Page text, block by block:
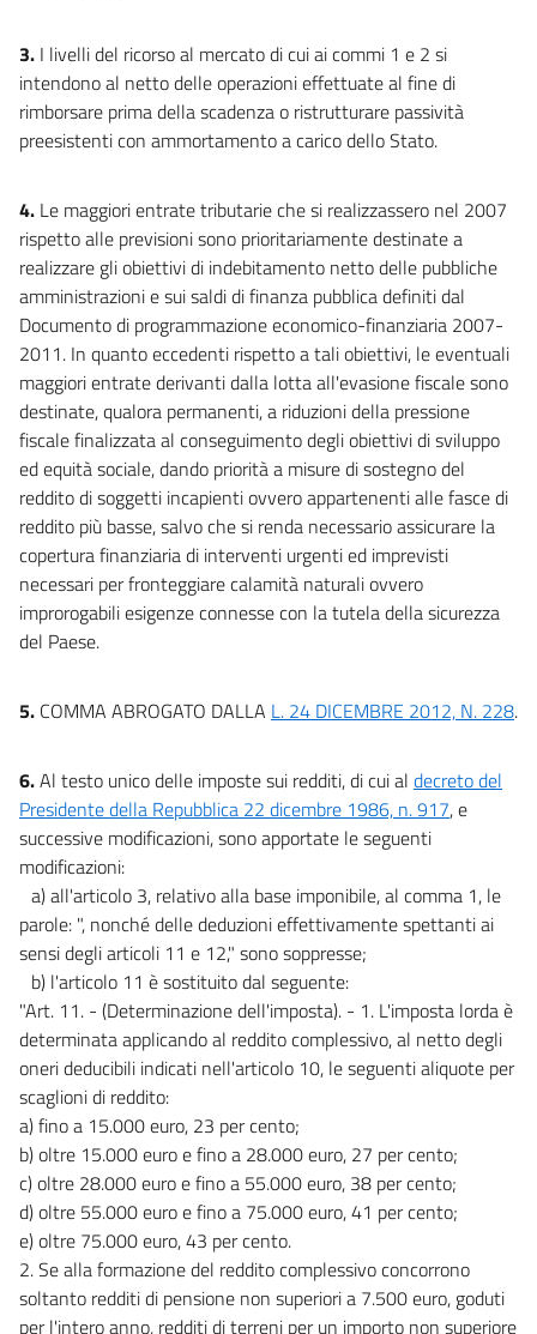
3. I livelli del ricorso al mercato di cui ai commi 1 e 2 si
intendono al netto delle operazioni effettuate al fine di
rimborsare prima della scadenza o ristrutturare passività
preesistenti con ammortamento a carico dello Stato.
4. Le maggiori entrate tributarie che si realizzassero nel 2007
rispetto alle previsioni sono prioritariamente destinate a
realizzare gli obiettivi di indebitamento netto delle pubbliche
amministrazioni e sui saldi di finanza pubblica definiti dal
Documento di programmazione economico-finanziaria 2007-
2011. In quanto eccedenti rispetto a tali obiettivi, le eventuali
maggiori entrate derivanti dalla lotta all'evasione fiscale sono
destinate, qualora permanenti, a riduzioni della pressione
fiscale finalizzata al conseguimento degli obiettivi di sviluppo
ed equità sociale, dando priorità a misure di sostegno del
reddito di soggetti incapienti ovvero appartenenti alle fasce di
reddito più basse, salvo che si renda necessario assicurare la
copertura finanziaria di interventi urgenti ed imprevisti
necessari per fronteggiare calamità naturali ovvero
improrogabili esigenze connesse con la tutela della sicurezza
del Paese.
5. COMMA ABROGATO DALLA L. 24 DICEMBRE 2012, N. 228.
6.Al testo unico delle imposte sui redditi, di cui al decreto del
Presidente della Repubblica 22 dicembre 1986, n. 917, e
successive modificazioni, sono apportate le seguenti
modificazioni:
a) all'articolo 3, relativo alla base imponibile, al comma 1, le
parole: ", nonché delle deduzioni effettivamente spettanti ai
sensi degli articoli 11 e 12," sono soppresse;
b) l'articolo 11 è sostituito dal seguente:
"Art. 11. - (Determinazione dell'imposta). - 1. L'imposta lorda è
determinata applicando al reddito complessivo, al netto degli
oneri deducibili indicati nell'articolo 10, le seguenti aliquote per
scaglioni di reddito:
a) fino a 15.000 euro, 23 per cento;
b) oltre 15.000 euro e fino a 28.000 euro, 27 per cento;
c) oltre 28.000 euro e fino a 55.000 euro, 38 per cento;
d) oltre 55.000 euro e fino a 75.000 euro, 41 per cento;
e) oltre 75.000 euro, 43 per cento.
2. Se alla formazione del reddito complessivo concorrono
soltanto redditi di pensione non superiori a 7.500 euro, goduti
per l'intero anno, redditi di terreni per un importo non superiore